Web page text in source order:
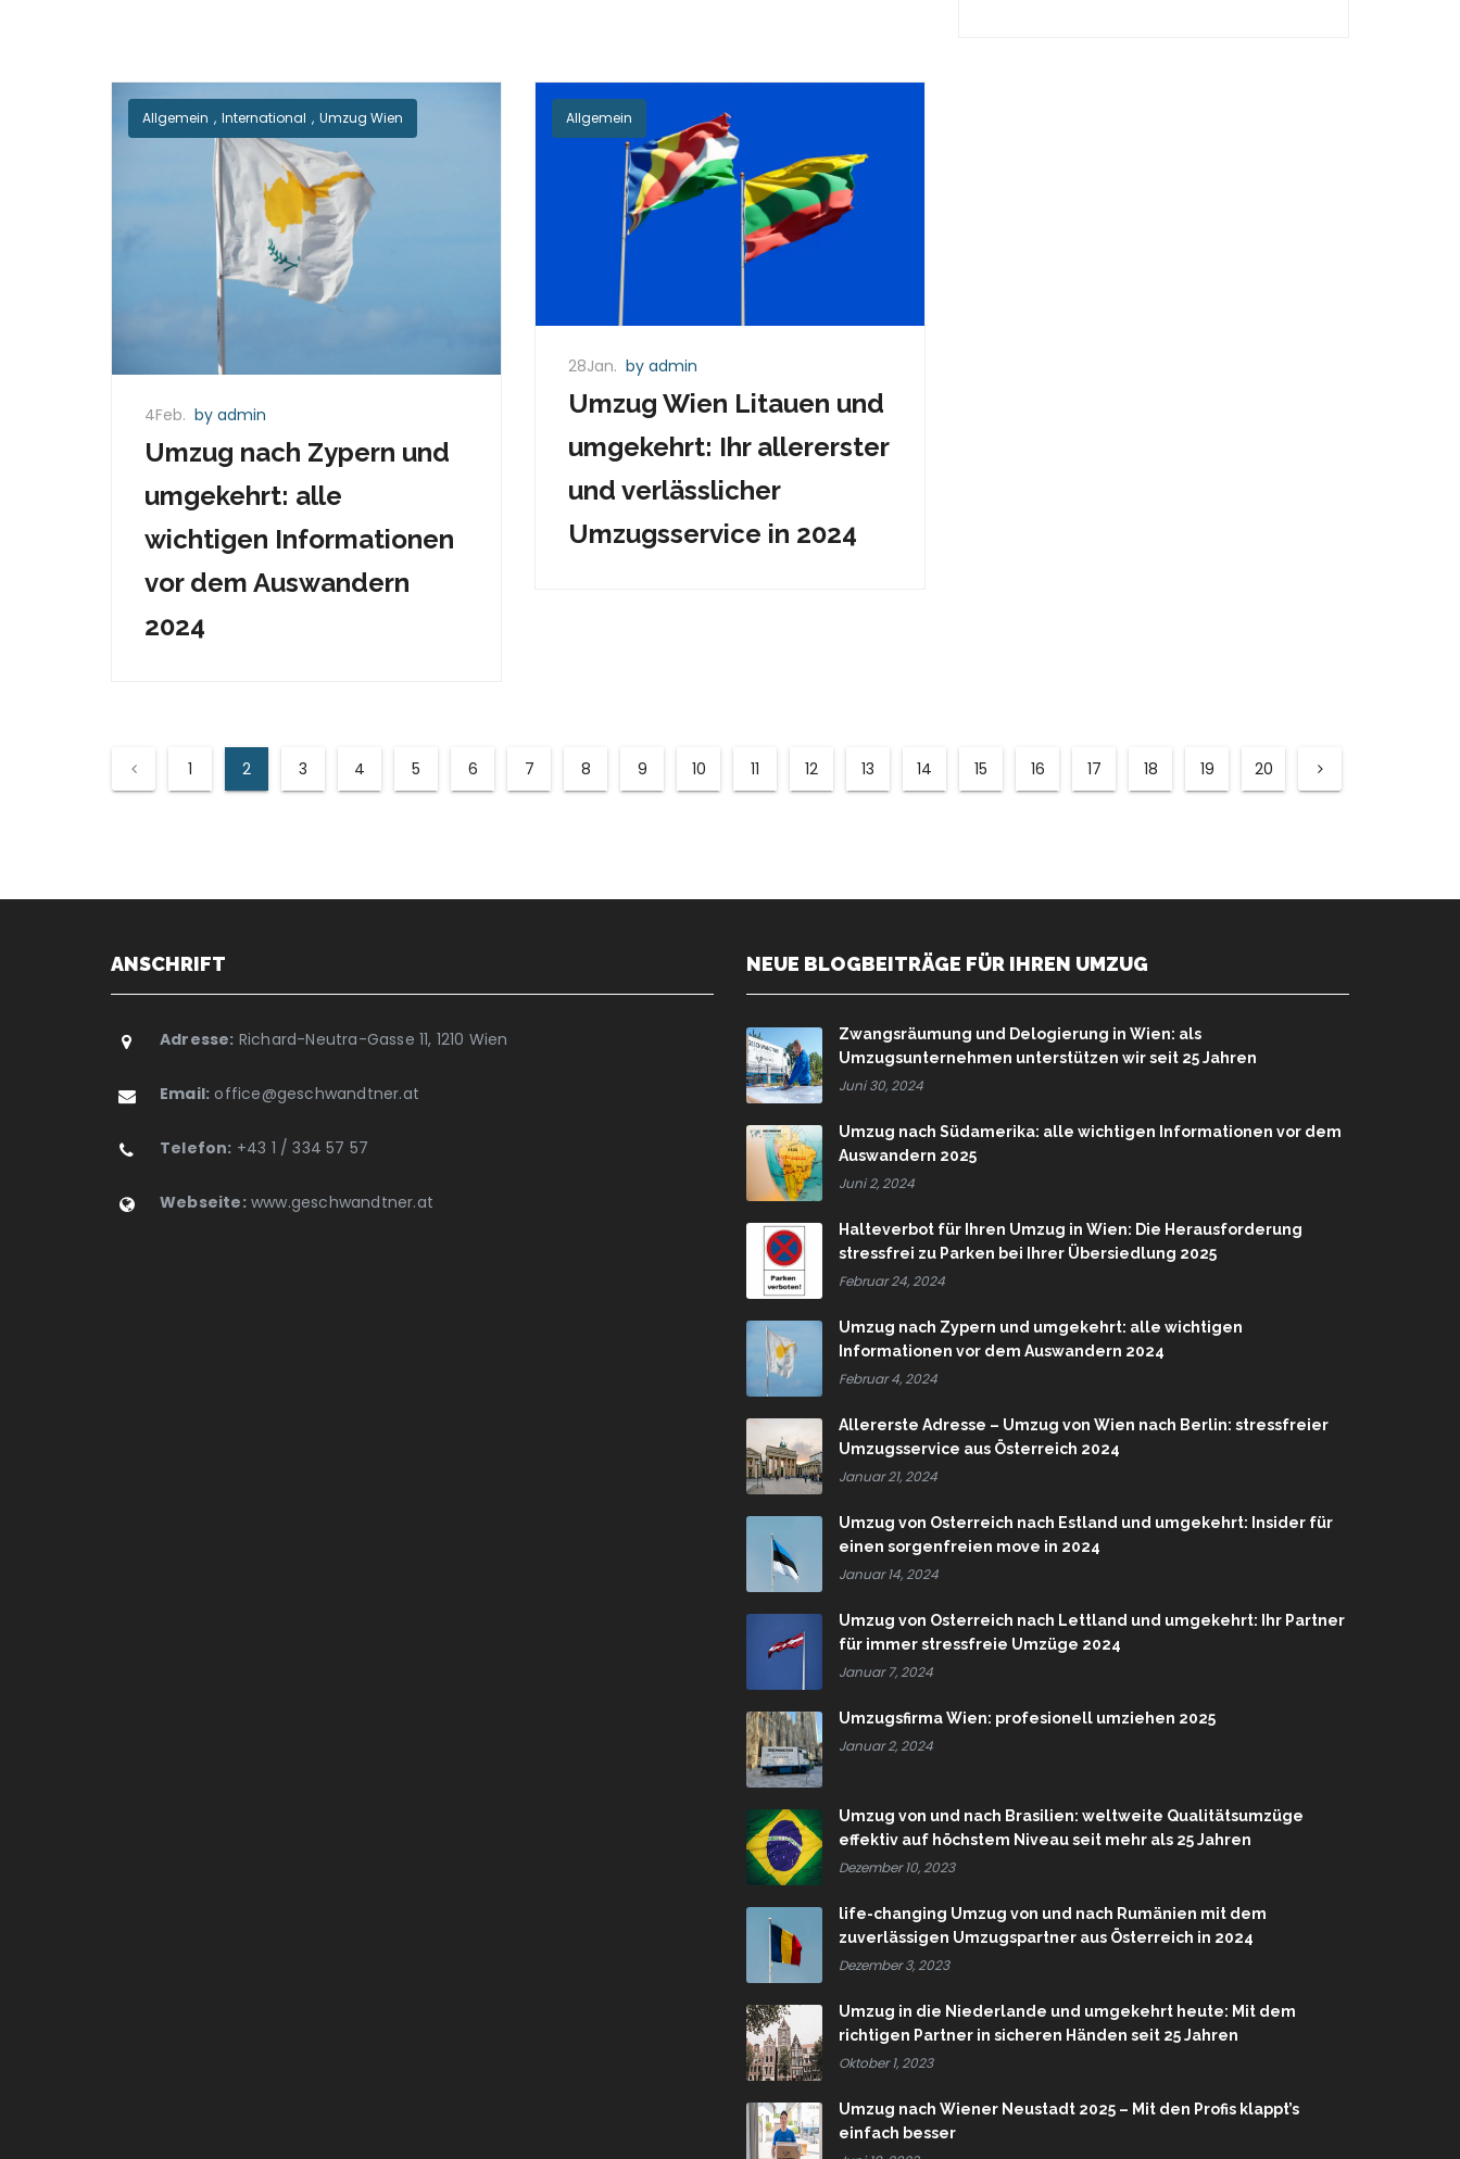
Allgemein , International , Umzug Wien
4Feb. by admin
Umzug nach Zypern und
umgekehrt: alle
wichtigen Informationen
vor dem Auswandern
2024
Allgemein
28Jan. by admin
Umzug Wien Litauen und
umgekehrt: Ihr allererster
und verlässlicher
Umzugsservice in 2024
1 2 3 4 5 6 7 8 9 10 11 12 13 14 15 16 17 18 19 20
ANSCHRIFT
Adresse: Richard-Neutra-Gasse 11, 1210 Wien
Email: office@geschwandtner.at
Telefon: +43 1 / 334 57 57
Webseite:www.geschwandtner.at
NEUE BLOGBEITRÄGE FÜR IHREN UMZUG
Zwangsräumung und Delogierung in Wien: als
Umzugsunternehmen unterstützen wir seit 25 Jahren
Juni 30, 2024
Umzug nach Südamerika: alle wichtigen Informationen vor dem
Auswandern 2025
Juni 2, 2024
Halteverbot für Ihren Umzug in Wien: Die Herausforderung
stressfrei zu Parken bei Ihrer Übersiedlung 2025
Februar 24, 2024
Umzug nach Zypern und umgekehrt: alle wichtigen
Informationen vor dem Auswandern 2024
Februar 4, 2024
Allererste Adresse – Umzug von Wien nach Berlin: stressfreier
Umzugsservice aus Österreich 2024
Januar 21, 2024
Umzug von Österreich nach Estland und umgekehrt: Insider für
einen sorgenfreien move in 2024
Januar 14, 2024
Umzug von Österreich nach Lettland und umgekehrt: Ihr Partner
für immer stressfreie Umzüge 2024
Januar 7, 2024
Umzugsfirma Wien: profesionell umziehen 2025
Januar 2, 2024
Umzug von und nach Brasilien: weltweite Qualitätsumzüge
effektiv auf höchstem Niveau seit mehr als 25 Jahren
Dezember 10, 2023
life-changing Umzug von und nach Rumänien mit dem
zuverlässigen Umzugspartner aus Österreich in 2024
Dezember 3, 2023
Umzug in die Niederlande und umgekehrt heute: Mit dem
richtigen Partner in sicheren Händen seit 25 Jahren
Oktober 1, 2023
Umzug nach Wiener Neustadt 2025 – Mit den Profis klappt’s
einfach besser